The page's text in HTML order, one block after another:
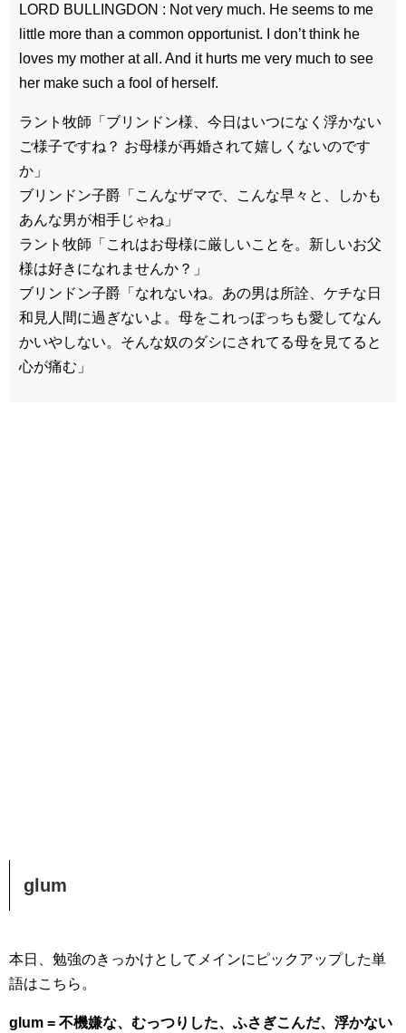
LORD BULLINGDON : Not very much. He seems to me
little more than a common opportunist. I don’t think he
loves my mother at all. And it hurts me very much to see
her make such a fool of herself.
ラント牧師「ブリンドン様、今日はいつになく浮かない
ご様子ですね？ お母様が再婚されて嬉しくないのです
か」
ブリンドン子爵「こんなザマで、こんな早々と、しかも
あんな男が相手じゃね」
ラント牧師「これはお母様に厳しいことを。新しいお父
様は好きになれませんか？」
ブリンドン子爵「なれないね。あの男は所詮、ケチな日
和見人間に過ぎないよ。母をこれっぽっちも愛してなん
かいやしない。そんな奴のダシにされてる母を見てると
心が痛む」
glum
本日、勉強のきっかけとしてメインにピックアップした単
語はこちら。
glum = 不機嫌な、むっつりした、ふさぎこんだ、浮かない